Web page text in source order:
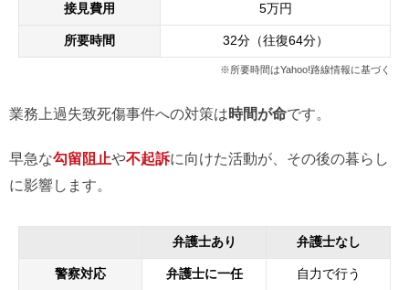
接見費用 5万円
所要時間 32分（往復64分）
※所要時間はYahoo!路線情報に基づく
業務上過失致死傷事件への対策は時間が命です。
早急な勾留阻止や不起訴に向けた活動が、その後の暮らし
に影響します。
弁護士あり 弁護士なし
警察対応 弁護士に一任 自力で行う